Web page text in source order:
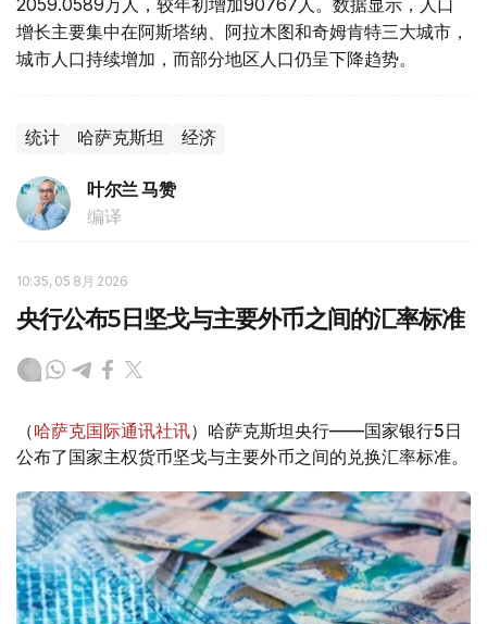
2059.0589万人，较年初增加90767人。数据显示，人口
增长主要集中在阿斯塔纳、阿拉木图和奇姆肯特三大城市，
城市人口持续增加，而部分地区人口仍呈下降趋势。
统计 哈萨克斯坦 经济
叶尔兰 马赞
编译
10:35, 05 8月 2026
央行公布5日坚戈与主要外币之间的汇率标准
（哈萨克国际通讯社讯）哈萨克斯坦央行——国家银行5日
公布了国家主权货币坚戈与主要外币之间的兑换汇率标准。